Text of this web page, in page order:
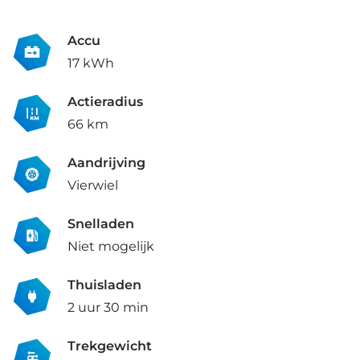
Accu
17 kWh
Actieradius
66 km
Aandrijving
Vierwiel
Snelladen
Niet mogelijk
Thuisladen
2 uur 30 min
Trekgewicht